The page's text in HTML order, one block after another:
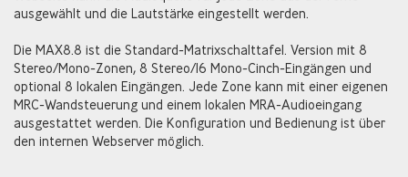
ausgewählt und die Lautstärke eingestellt werden.
Die MAX8.8 ist die Standard-Matrixschalttafel. Version mit 8
Stereo/Mono-Zonen, 8 Stereo/16 Mono-Cinch-Eingängen und
optional 8 lokalen Eingängen. Jede Zone kann mit einer eigenen
MRC-Wandsteuerung und einem lokalen MRA-Audioeingang
ausgestattet werden. Die Konfiguration und Bedienung ist über
den internen Webserver möglich.